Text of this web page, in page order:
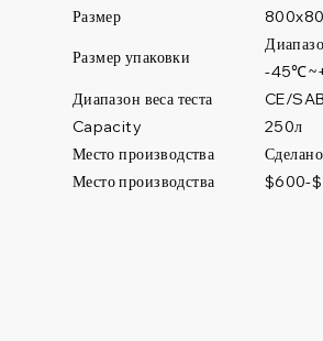
Размер упаковки
Размер
Capacity
Диапазон веса теста CE/
Место производства
Место производства
-
250л
$600-